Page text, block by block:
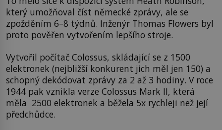
který umožňoval číst německé zprávy, ale se
zpožděním 6–8 týdnů. Inženýr Thomas Flowers byl
proto pověřen vytvořením lepšího stroje.
Vytvořil počítač Colossus, skládající se z 1500
elektronek (nejbližší konkurent jich měl jen 150) a
schopný dekódovat zprávy za 2 až 3 hodiny. V roce
1944 pak vznikla verze Colossus Mark II, která
měla 2500 elektronek a běžela 5x rychleji než její
předchůdce.